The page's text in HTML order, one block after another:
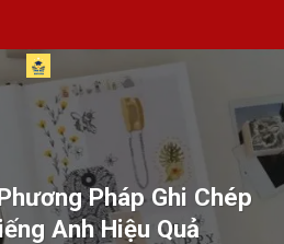
Pháp Ghi Chép
Anh Hiệu Quả